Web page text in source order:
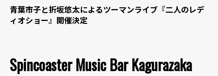
青葉市子と折坂悠太によるツーマンライブ『二人のレデ
ィオショー』開催決定
Spincoaster Music Bar Kagurazaka